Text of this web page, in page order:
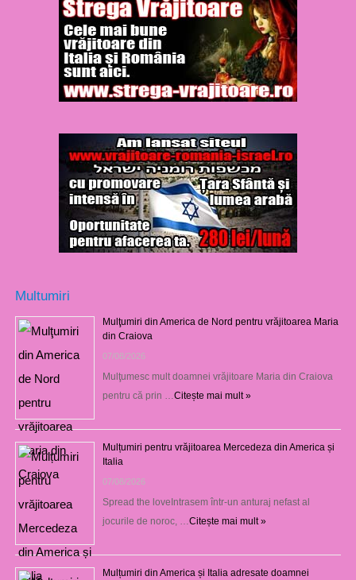
Multumiri
Mulţumiri din America de Nord pentru vrăjitoarea Maria
din Craiova
07/08/2026
Mulţumesc mult doamnei vrăjitoare Maria din Craiova
pentru că prin …Citește mai mult »
Mulțumiri pentru vrăjitoarea Mercedeza din America și
Italia
07/08/2026
Spread the loveIntrasem într-un anturaj nefast al
jocurile de noroc, …Citește mai mult »
Mulțumiri din America și Italia adresate doamnei